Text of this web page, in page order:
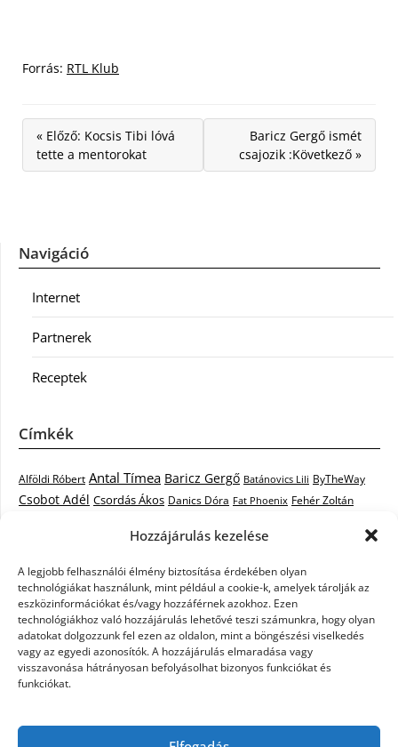
Hozzájárulás kezelése
A legjobb felhasználói élmény biztosítása érdekében olyan
technológiákat használunk, mint például a cookie-k, amelyek tárolják az
eszközinformációkat és/vagy hozzáférnek azokhoz. Ezen
technológiákhoz való hozzájárulás lehetővé teszi számunkra, hogy olyan
adatokat dolgozzunk fel ezen az oldalon, mint a böngészési viselkedés
vagy az egyedi azonosítók. A hozzájárulás elmaradása vagy
visszavonása hátrányosan befolyásolhat bizonyos funkciókat és
funkciókat.
Forrás: RTL Klub
« Előző: Kocsis Tibi lóvá
tette a mentorokat
Baricz Gergő ismét
csajozik :Következő »
Navigáció
Internet
Partnerek
Receptek
Címkék
Alföldi Róbert Antal Tímea Baricz Gergő Batánovics Lili ByTheWay
Csobot Adél Csordás Ákos Danics Dóra Fat Phoenix Fehér Zoltán
Kovács László Stone
Krasznai Tünde Like LiL C. Malek Miklós mentor Muri Enikő
Nagy Feró Oláh Gergő Péterffy Lili Rocktenors RTL Klub
Cowell Szabó Dávid Szabó Ádám Szikora Róbert Takács Nikolas
Tarány Tamás Tóth Gabi Vastag Csaba Vastag Tamás
Kati X-factor X-FaktorX-Faktor videók
X-Faktor válogatásx faktor döntő Zámbó